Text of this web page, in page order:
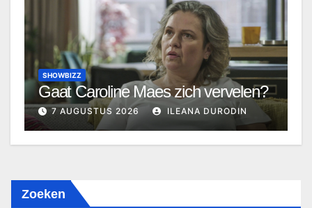
SHOWBIZZ
Gaat Caroline Maes zich vervelen?
7 AUGUSTUS 2026 ILEANA DURODIN
Zoeken